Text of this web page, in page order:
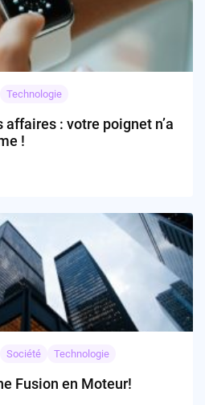
Technologie
affaires : votre poignet n’a
!
Société Technologie
Fusion en Moteur!